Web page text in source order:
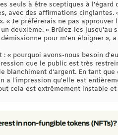
seuls à être sceptiques à
avec des affirmations
« Je préférerais ne pas
deuxième. « Brûlez-les
pour m'en éloigner »,
« pourquoi avons-nous besoin
que le public est très
blanchiment d'argent. En tant
a l'impression qu'elle est
cela est extrêmement instable